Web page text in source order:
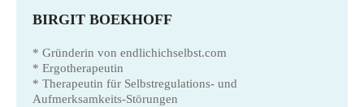
BIRGIT BOEKHOFF
* Gründerin von endlichichselbst.com
* Ergotherapeutin
* Therapeutin für Selbstregulations- und
Aufmerksamkeits-Störungen